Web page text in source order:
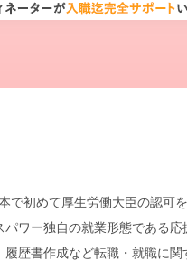
で初めて厚生労働大臣の認
ワー独自の就業形態である
歴書作成など転職・就職に関